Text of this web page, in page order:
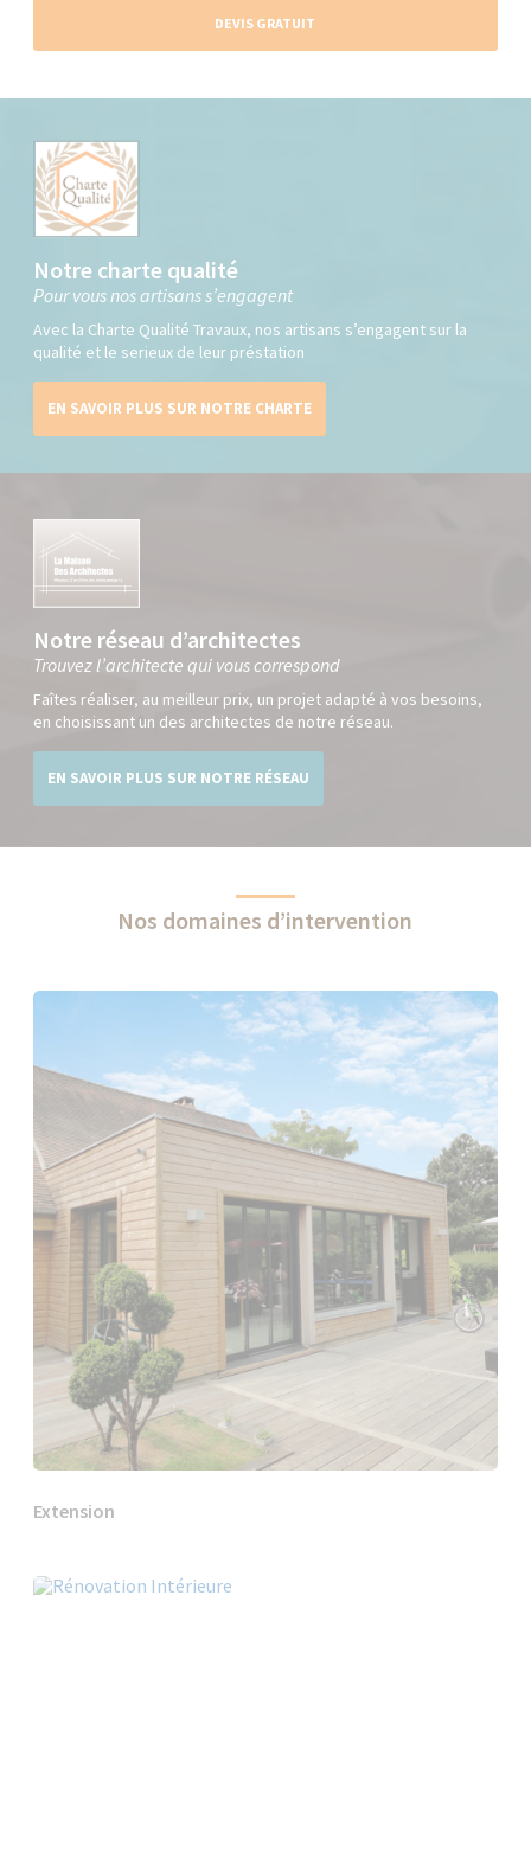
DEVIS GRATUIT
Notre charte qualité
Pour vous nos artisans s’engagent
Avec la Charte Qualité Travaux, nos artisans s’engagent sur la
qualité et le serieux de leur préstation
EN SAVOIR PLUS SUR NOTRE CHARTE
Notre réseau d’architectes
Trouvez l’architecte qui vous correspond
Faîtes réaliser, au meilleur prix, un projet adapté à vos besoins,
en choisissant un des architectes de notre réseau.
EN SAVOIR PLUS SUR NOTRE RÉSEAU
Nos domaines d’intervention
Extension